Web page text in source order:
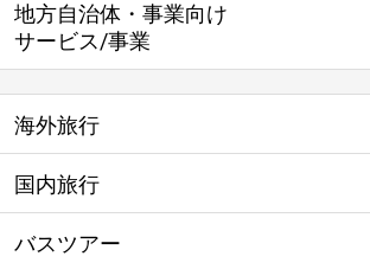
地方自治体・事業向け
サービス/事業
海外旅行
国内旅行
バスツアー